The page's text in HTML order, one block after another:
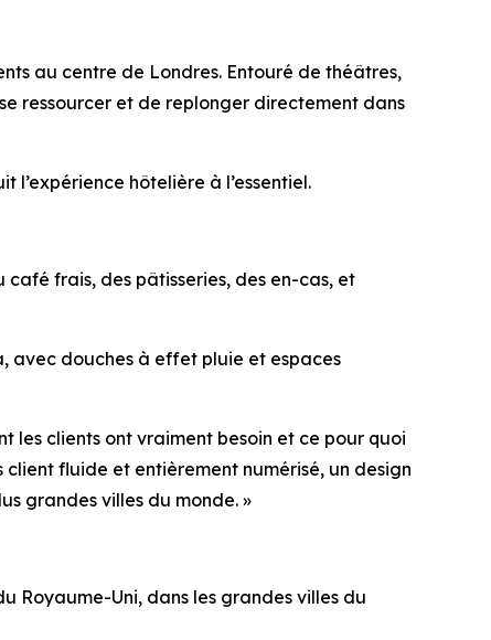
au centre de Londres. Entouré de théâtres,
ressourcer et de replonger directement dans
hôtelière à l’essentiel.
frais, des pâtisseries, des en-cas, et
avec douches à effet pluie et espaces
les clients ont vraiment besoin et ce pour quoi
client fluide et entièrement numérisé, un design
grandes villes du monde. »
Royaume-Uni, dans les grandes villes du